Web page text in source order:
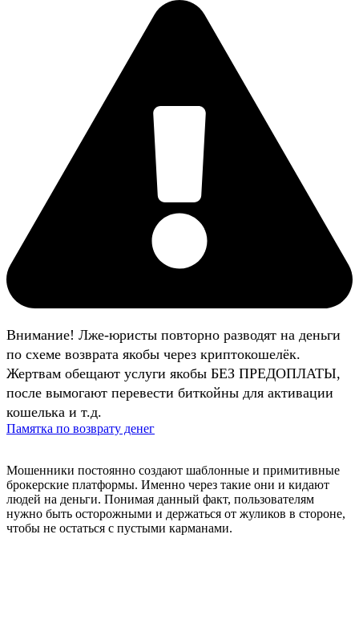
Внимание! Лже-юристы повторно разводят на деньги
по схеме возврата якобы через криптокошелёк.
Жертвам обещают услуги якобы БЕЗ ПРЕДОПЛАТЫ,
после вымогают перевести биткойны для активации
кошелька и т.д.
Памятка по возврату денег
Мошенники постоянно создают шаблонные и примитивные
брокерские платформы. Именно через такие они и кидают
людей на деньги. Понимая данный факт, пользователям
нужно быть осторожными и держаться от жуликов в стороне,
чтобы не остаться с пустыми карманами.